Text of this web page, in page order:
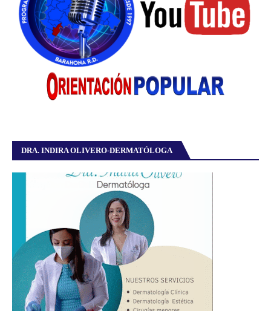
DRA. INDIRA OLIVERO-DERMATÓLOGA